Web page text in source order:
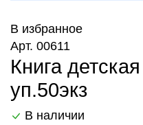
В избранное
Арт. 00611
Книга
уп.50экз
В наличии